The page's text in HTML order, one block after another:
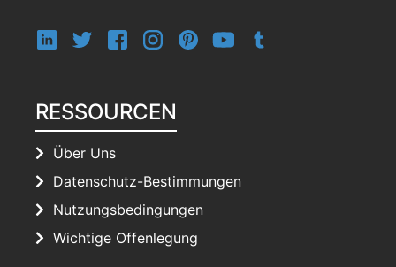
RESSOURCEN
Über Uns
Datenschutz-Bestimmungen
Nutzungsbedingungen
Wichtige Offenlegung